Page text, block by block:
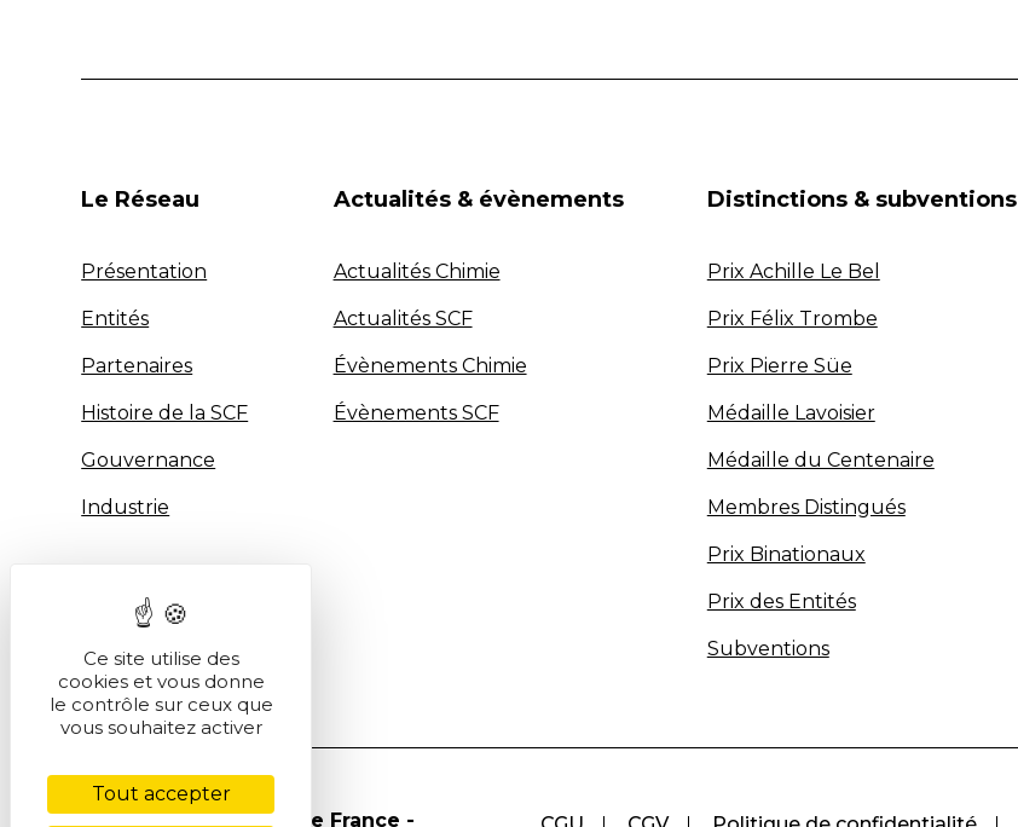
Le Réseau
Présentation
Entités
Partenaires
Histoire de la SCF
Gouvernance
Industrie
Actualités & évènements
Actualités Chimie
Actualités SCF
Évènements Chimie
Évènements SCF
Distinctions & subventions
Prix Achille Le Bel
Prix Félix Trombe
Prix Pierre Süe
Médaille Lavoisier
Médaille du Centenaire
Membres Distingués
Prix Binationaux
Prix des Entités
Subventions
© Société Chimique de France -
Ce site utilise des
cookies et vous donne
le contrôle sur ceux que
vous souhaitez activer
Tout accepter